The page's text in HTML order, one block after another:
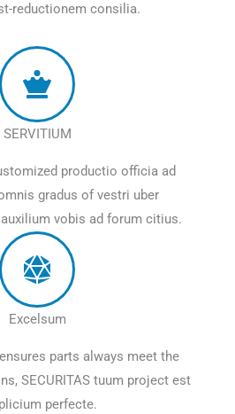
reductionem consilia.
SERVITIUM
productio officia ad
gradus of vestri uber
vobis ad forum citius.
Excelsum
parts always meet the
, SECURITAS tuum project est
perfecte.